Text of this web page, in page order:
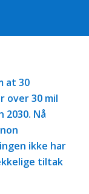
at 30
over 30 mil
Nå
ikke har
tiltak